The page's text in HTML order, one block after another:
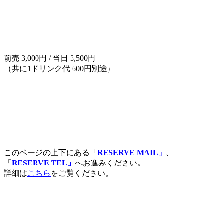
前売 3,000円 / 当日 3,500円
（共に1ドリンク代 600円別途）
このページの上下にある「 RESERVE MAIL 」
「 RESERVE TEL」 へお進みください。
詳細はこちら をご覧ください。